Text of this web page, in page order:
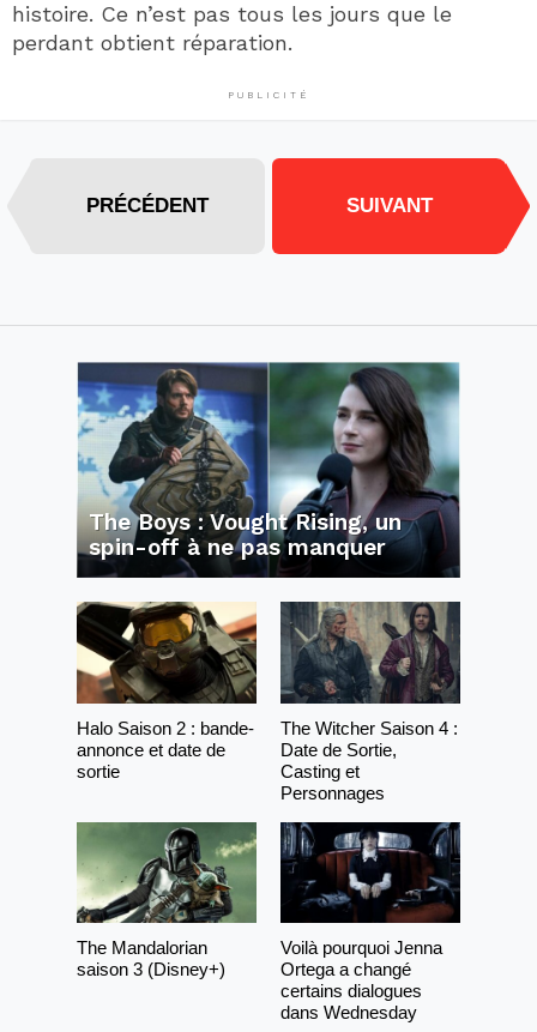
histoire. Ce n’est pas tous les jours que le
perdant obtient réparation.
PUBLICITÉ
PRÉCÉDENT SUIVANT
The Boys : Vought Rising, un
spin-off à ne pas manquer
Halo Saison 2 : bande-
annonce et date de
sortie
The Witcher Saison 4 :
Date de Sortie,
Casting et
Personnages
The Mandalorian
saison 3 (Disney+)
Voilà pourquoi Jenna
Ortega a changé
certains dialogues
dans Wednesday